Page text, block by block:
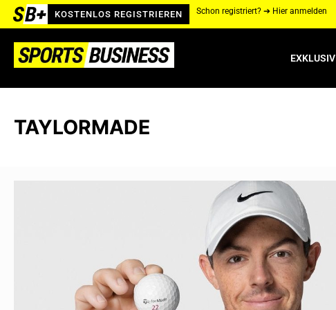
KOSTENLOS REGISTRIEREN Schon registriert? ➔ Hier anmelden
EXKLUSIV
TAYLORMADE